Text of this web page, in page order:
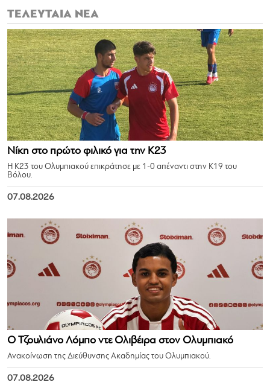
ΤΕΛΕΥΤΑΙΑ ΝΕΑ
Νίκη στο πρώτο φιλικό για την Κ23
Η Κ23 του Ολυμπιακού επικράτησε με 1-0 απέναντι στην Κ19 του
Βόλου.
07.08.2026
Ο Τζουλιάνο Λόμπο ντε Ολιβέιρα στον Ολυμπιακό
Ανακοίνωση της Διεύθυνσης Ακαδημίας του Ολυμπιακού.
07.08.2026